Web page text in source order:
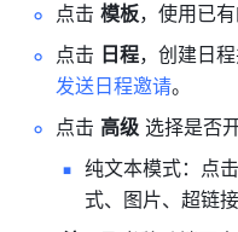
点击 模板，使用已
点击 日程，创建日
发送日程邀请。
点击 高级 选择是否
纯文本模式：点
式、图片、超链